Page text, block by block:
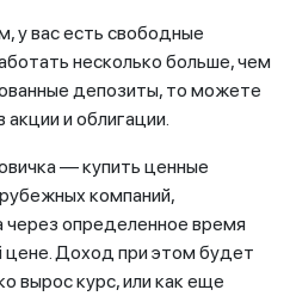
у вас есть свободные
несколько больше, чем
депозиты, то можете
и облигации.
— купить ценные
компаний,
определенное время
цене. Доход при этом будет
вырос курс, или как еще